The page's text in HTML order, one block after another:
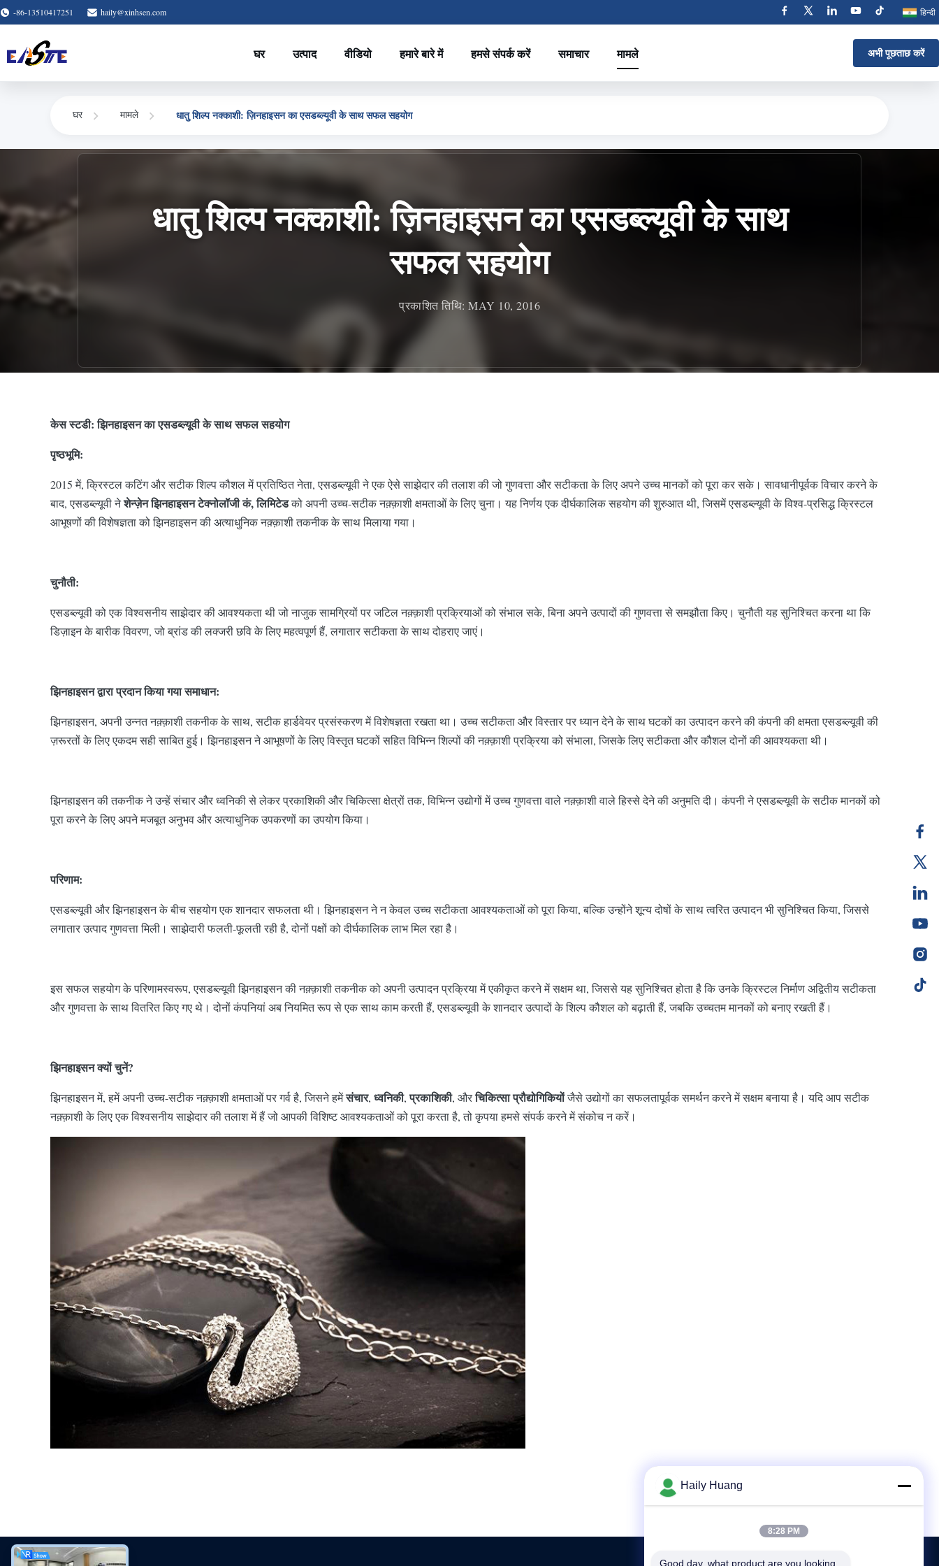
-86-13510417251 haily@xinhsen.com हिन्दी
घर उत्पाद वीडियो हमारे बारे में हमसे संपर्क करें समाचार मामले अभी पूछताछ करें
घर मामले धातु शिल्प नक्काशी: ज़िनहाइसन का एसडब्ल्यूवी के साथ सफल सहयोग
धातु शिल्प नक्काशी: ज़िनहाइसन का एसडब्ल्यूवी के साथ
सफल सहयोग
प्रकाशित तिथि: MAY 10, 2016
केस स्टडी: झिनहाइसन का एसडब्ल्यूवी के साथ सफल सहयोग
पृष्ठभूमि:
2015 में, क्रिस्टल कटिंग और सटीक शिल्प कौशल में प्रतिष्ठित नेता, एसडब्ल्यूवी ने एक ऐसे साझेदार की तलाश की जो गुणवत्ता और सटीकता के लिए अपने उच्च मानकों को पूरा कर सके। सावधानीपूर्वक विचार करने के
बाद, एसडब्ल्यूवी नेशेन्ज़ेन झिनहाइसन टेक्नोलॉजी कं, लिमिटेडको अपनी उच्च-सटीक नक़्क़ाशी क्षमताओं के लिए चुना। यह निर्णय एक दीर्घकालिक सहयोग की शुरुआत थी, जिसमें एसडब्ल्यूवी के विश्व-प्रसिद्ध क्रिस्टल
आभूषणों की विशेषज्ञता को झिनहाइसन की अत्याधुनिक नक़्क़ाशी तकनीक के साथ मिलाया गया।
चुनौती:
एसडब्ल्यूवी को एक विश्वसनीय साझेदार की आवश्यकता थी जो नाजुक सामग्रियों पर जटिल नक़्क़ाशी प्रक्रियाओं को संभाल सके, बिना अपने उत्पादों की गुणवत्ता से समझौता किए। चुनौती यह सुनिश्चित करना था कि
डिज़ाइन के बारीक विवरण, जो ब्रांड की लक्जरी छवि के लिए महत्वपूर्ण हैं, लगातार सटीकता के साथ दोहराए जाएं।
झिनहाइसन द्वारा प्रदान किया गया समाधान:
झिनहाइसन, अपनी उन्नत नक़्क़ाशी तकनीक के साथ, सटीक हार्डवेयर प्रसंस्करण में विशेषज्ञता रखता था। उच्च सटीकता और विस्तार पर ध्यान देने के साथ घटकों का उत्पादन करने की कंपनी की क्षमता एसडब्ल्यूवी की
ज़रूरतों के लिए एकदम सही साबित हुई। झिनहाइसन ने आभूषणों के लिए विस्तृत घटकों सहित विभिन्न शिल्पों की नक़्क़ाशी प्रक्रिया को संभाला, जिसके लिए सटीकता और कौशल दोनों की आवश्यकता थी।
झिनहाइसन की तकनीक ने उन्हें संचार और ध्वनिकी से लेकर प्रकाशिकी और चिकित्सा क्षेत्रों तक, विभिन्न उद्योगों में उच्च गुणवत्ता वाले नक़्क़ाशी वाले हिस्से देने की अनुमति दी। कंपनी ने एसडब्ल्यूवी के सटीक मानकों को
पूरा करने के लिए अपने मजबूत अनुभव और अत्याधुनिक उपकरणों का उपयोग किया।
परिणाम:
एसडब्ल्यूवी और झिनहाइसन के बीच सहयोग एक शानदार सफलता थी। झिनहाइसन ने न केवल उच्च सटीकता आवश्यकताओं को पूरा किया, बल्कि उन्होंने शून्य दोषों के साथ त्वरित उत्पादन भी सुनिश्चित किया, जिससे
लगातार उत्पाद गुणवत्ता मिली। साझेदारी फलती-फूलती रही है, दोनों पक्षों को दीर्घकालिक लाभ मिल रहा है।
इस सफल सहयोग के परिणामस्वरूप, एसडब्ल्यूवी झिनहाइसन की नक़्क़ाशी तकनीक को अपनी उत्पादन प्रक्रिया में एकीकृत करने में सक्षम था, जिससे यह सुनिश्चित होता है कि उनके क्रिस्टल निर्माण अद्वितीय सटीकता
और गुणवत्ता के साथ वितरित किए गए थे। दोनों कंपनियां अब नियमित रूप से एक साथ काम करती हैं, एसडब्ल्यूवी के शानदार उत्पादों के शिल्प कौशल को बढ़ाती हैं, जबकि उच्चतम मानकों को बनाए रखती हैं।
झिनहाइसन क्यों चुनें?
झिनहाइसन में, हमें अपनी उच्च-सटीक नक़्क़ाशी क्षमताओं पर गर्व है, जिसने हमेंसंचार, ध्वनिकी,प्रकाशिकी, औरचिकित्सा प्रौद्योगिकियोंजैसे उद्योगों का सफलतापूर्वक समर्थन करने में सक्षम बनाया है। यदि आप सटीक
नक़्क़ाशी के लिए एक विश्वसनीय साझेदार की तलाश में हैं जो आपकी विशिष्ट आवश्यकताओं को पूरा करता है, तो कृपया हमसे संपर्क करने में संकोच न करें।
Haily Huang
8:28 PM
Good day, what product are you looking